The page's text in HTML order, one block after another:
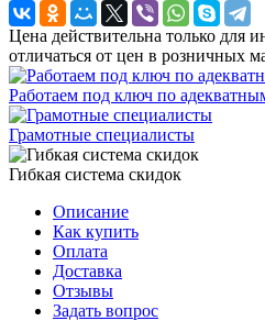
Цена действительна только для
отличаться от цен в розничных
Работаем под ключ по
Грамотные специалисты
Гибкая система скидок
Описание
Как купить
Оплата
Доставка
Отзывы
Задать вопрос